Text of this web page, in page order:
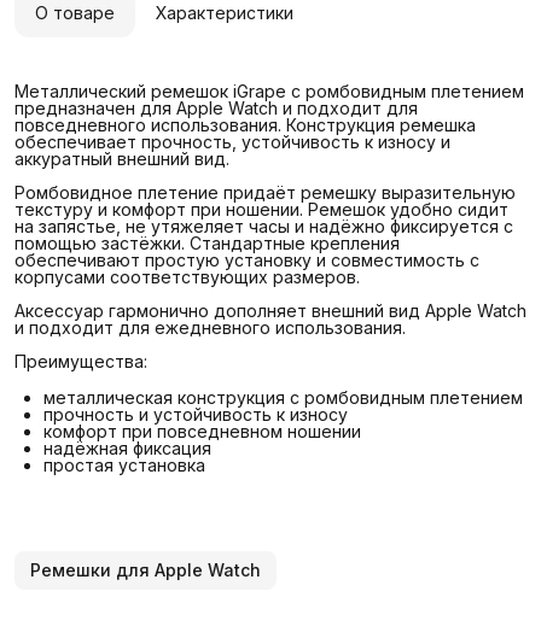
О товаре Характеристики
Металлический ремешок iGrape с ромбовидным плетением
предназначен для Apple Watch и подходит для
повседневного использования. Конструкция ремешка
обеспечивает прочность, устойчивость к износу и
аккуратный внешний вид.
Ромбовидное плетение придаёт ремешку выразительную
текстуру и комфорт при ношении. Ремешок удобно сидит
на запястье, не утяжеляет часы и надёжно фиксируется с
помощью застёжки. Стандартные крепления
обеспечивают простую установку и совместимость с
корпусами соответствующих размеров.
Аксессуар гармонично дополняет внешний вид Apple Watch
и подходит для ежедневного использования.
Преимущества:
металлическая конструкция с ромбовидным плетением
прочность и устойчивость к износу
комфорт при повседневном ношении
надёжная фиксация
простая установка
Ремешки для Apple Watch